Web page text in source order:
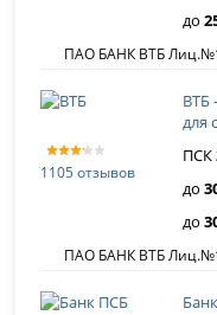
до
ПАО БАНК ВТБ
1105 отзывов
ВТБ
для
ПСК
до
до
ПАО БАНК ВТБ